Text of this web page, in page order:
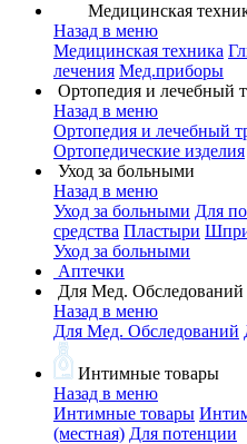
Медицинская
Назад в меню
Медицинская техника
лечения Мед.приборы
Ортопедия и лечебный
Назад в меню
Ортопедия и лечебный
Ортопедические изделия
Уход за больными
Назад в меню
Уход за больными Для
средства Пластыри
Уход за больными
Аптечки
Для Мед. Обследований
Назад в меню
Для Мед. Обследований
Интимные товары
Назад в меню
Интимные товары
(местная) Для потенции